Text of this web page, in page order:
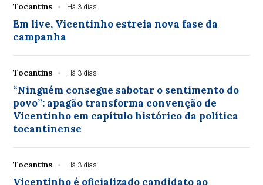
Tocantins Há 3 dias
Em live, Vicentinho estreia nova fase da
campanha
Tocantins Há 3 dias
“Ninguém consegue sabotar o sentimento do
povo”: apagão transforma convenção de
Vicentinho em capítulo histórico da política
tocantinense
Tocantins Há 3 dias
Vicentinho é oficializado candidato ao